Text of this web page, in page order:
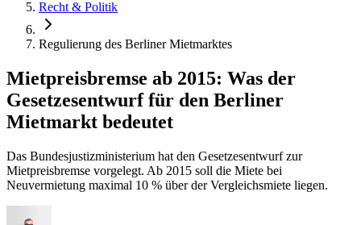
Recht & Politik
Regulierung des Berliner Mietmarktes
Mietpreisbremse ab 2015: Was der
Gesetzesentwurf für den Berliner
Mietmarkt bedeutet
Das Bundesjustizministerium hat den Gesetzesentwurf zur
Mietpreisbremse vorgelegt. Ab 2015 soll die Miete bei
Neuvermietung maximal 10 % über der Vergleichsmiete liegen.